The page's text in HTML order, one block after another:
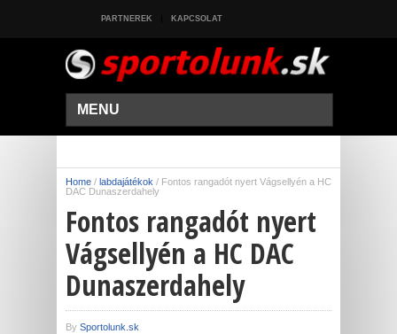
PARTNEREK KAPCSOLAT
MENU
Home / labdajátékok / Fontos rangadót nyert Vágsellyén a HC
DAC Dunaszerdahely
Fontos rangadót nyert
Vágsellyén a HC DAC
Dunaszerdahely
By Sportolunk.sk